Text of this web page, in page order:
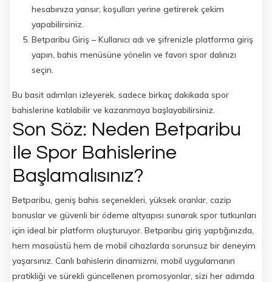
hesabınıza yansır; koşulları yerine getirerek çekim
yapabilirsiniz.
Betparibu Giriş – Kullanıcı adı ve şifrenizle platforma giriş
yapın, bahis menüsüne yönelin ve favori spor dalınızı
seçin.
Bu basit adımları izleyerek, sadece birkaç dakikada spor
bahislerine katılabilir ve kazanmaya başlayabilirsiniz.
Son Söz: Neden Betparibu
Ile Spor Bahislerine
Başlamalısınız?
Betparibu, geniş bahis seçenekleri, yüksek oranlar, cazip
bonuslar ve güvenli bir ödeme altyapısı sunarak spor tutkunları
için ideal bir platform oluşturuyor. Betparibu giriş yaptığınızda,
hem masaüstü hem de mobil cihazlarda sorunsuz bir deneyim
yaşarsınız. Canlı bahislerin dinamizmi, mobil uygulamanın
pratikliği ve sürekli güncellenen promosyonlar, sizi her adımda